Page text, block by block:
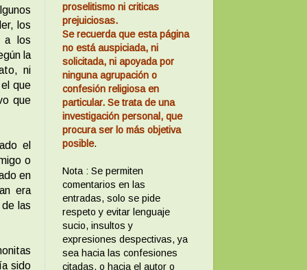
los
a los
la
ni
que
que
el
o
en
era
las
sido
proselitismo ni criticas
prejuiciosas.
Se recuerda que esta página
no está auspiciada, ni
solicitada, ni apoyada por
ninguna agrupación o
confesión religiosa en
particular. Se trata de una
investigación personal, que
procura ser lo más objetiva
posible.
Nota : Se permiten
comentarios en las
entradas, solo se pide
respeto y evitar lenguaje
sucio, insultos y
expresiones despectivas, ya
sea hacia las confesiones
citadas, o hacia el autor o